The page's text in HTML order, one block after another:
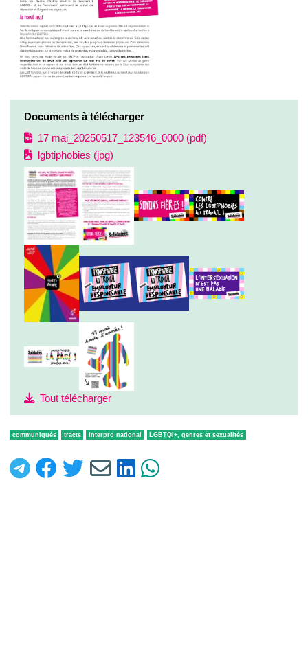
Documents à télécharger
17 mai_20250517_123546_0000 (pdf)
lgbtiphobies (jpg)
Tout télécharger
communiqués tracts interpro national LGBTQI+, genres et sexualités